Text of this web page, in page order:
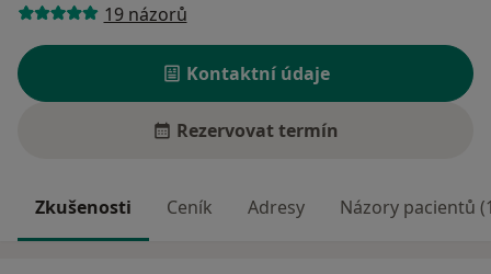
19 názorů
Kontaktní údaje
Rezervovat termín
Zkušenosti Ceník Adresy Názory pacientů